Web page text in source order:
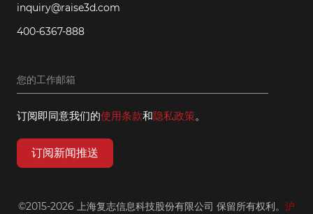
inquiry@raise3d.com
400-6367-888
订阅即同意我们的使用条款和隐私政策。
订阅新闻推送
©2015-2026 上海复志信息科技股份有限公司 保留所有权利。 沪